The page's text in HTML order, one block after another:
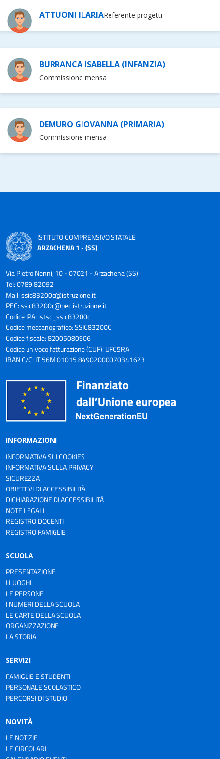
ATTUONI ILARIAReferente progetti
BURRANCA ISABELLA (INFANZIA)
Commissione mensa
DEMURO GIOVANNA (PRIMARIA)
Commissione mensa
ISTITUTO COMPRENSIVO STATALE
ARZACHENA 1 - (SS)
Via Pietro Nenni, 10 - 07021 - Arzachena (SS)
Tel: 0789 82092
Mail:ssic83200c@istruzione.it
PEC:ssic83200c@pec.istruzione.it
Codice IPA: istsc_ssic83200c
Codice meccanografico: SSIC83200C
Codice fiscale: 82005080906
Codice univoco fatturazione (CUF): UFC5RA
IBAN C/C: IT 56M 01015 84902000070341623
INFORMAZIONI
INFORMATIVA SUI COOKIES
INFORMATIVA SULLA PRIVACY
SICUREZZA
OBIETTIVI DI ACCESSIBILITÀ
DICHIARAZIONE DI ACCESSIBILITÀ
NOTE LEGALI
REGISTRO DOCENTI
REGISTRO FAMIGLIE
SCUOLA
PRESENTAZIONE
I LUOGHI
LE PERSONE
I NUMERI DELLA SCUOLA
LE CARTE DELLA SCUOLA
ORGANIZZAZIONE
LA STORIA
SERVIZI
FAMIGLIE E STUDENTI
PERSONALE SCOLASTICO
PERCORSI DI STUDIO
NOVITÀ
LE NOTIZIE
LE CIRCOLARI